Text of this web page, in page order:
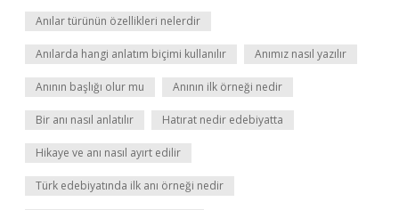
Anılar türünün özellikleri nelerdir
Anılarda hangi anlatım biçimi kullanılır Anımız nasıl yazılır
Anının başlığı olur mu Anının ilk örneği nedir
Bir anı nasıl anlatılır Hatırat nedir edebiyatta
Hikaye ve anı nasıl ayırt edilir
Türk edebiyatında ilk anı örneği nedir